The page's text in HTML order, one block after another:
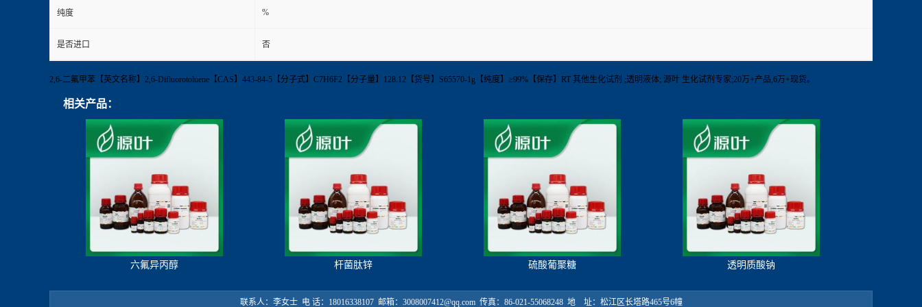
纯度 %
是否进口 否
2,6-二氟甲苯【英文名称】2,6-Difluorotoluene【CAS】443-84-5【分子式】C7H6F2【分子量】128.12【货号】S65570-1g【纯度】≥99%【保存】RT 其他生化试剂 ;透明液体; 源叶 生化试剂专家;20万+产品,6万+现货。
相关产品：
六氟异丙醇 杆菌肽锌 硫酸葡聚糖 透明质酸钠
联系人：李女士 电 话：18016338107 邮箱：3008007412@qq.com 传真：86-021-55068248 地 址：松江区长塔路465号6幢